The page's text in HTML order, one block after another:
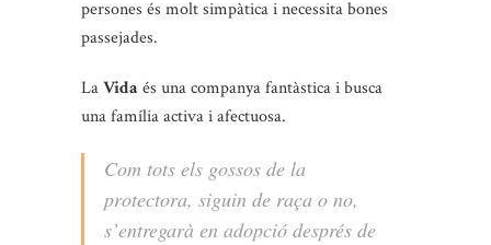
persones és molt simpàtica i necessita bones
passejades.
LaVida és una companya fantàstica i busca
una família activa i afectuosa.
Com tots els gossos de la
protectora, siguin de raça o no,
s’entregarà en adopció després de